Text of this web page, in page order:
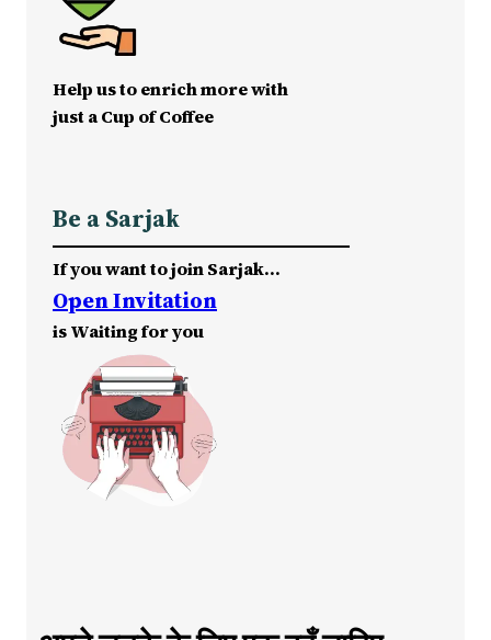
Help us to enrich more with
just a Cup of Coffee
Be a Sarjak
If you want to join Sarjak…
Open Invitation
is Waiting for you